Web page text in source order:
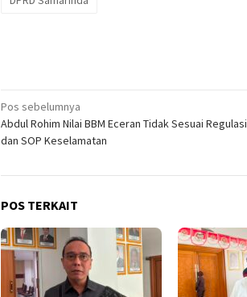
Navigasi
pos
Pos sebelumnya
Abdul Rohim Nilai BBM Eceran Tidak Sesuai Regulasi
dan SOP Keselamatan
POS TERKAIT